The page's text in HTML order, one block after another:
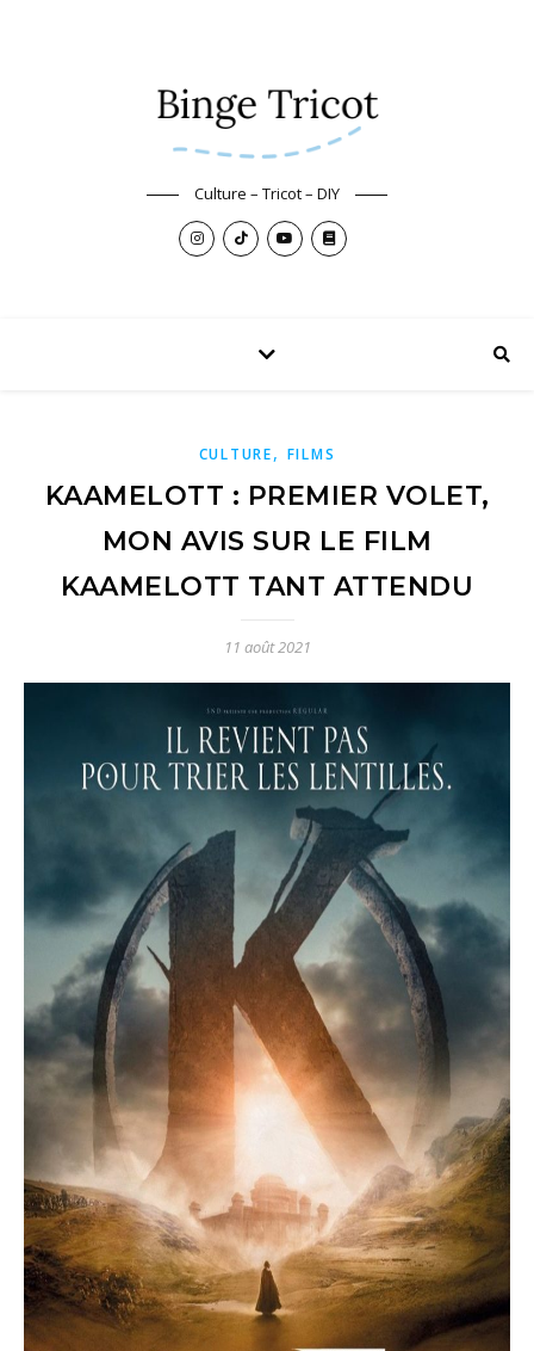
Culture – Tricot – DIY
CULTURE, FILMS
KAAMELOTT : PREMIER VOLET,
MON AVIS SUR LE FILM
KAAMELOTT TANT ATTENDU
11 août 2021